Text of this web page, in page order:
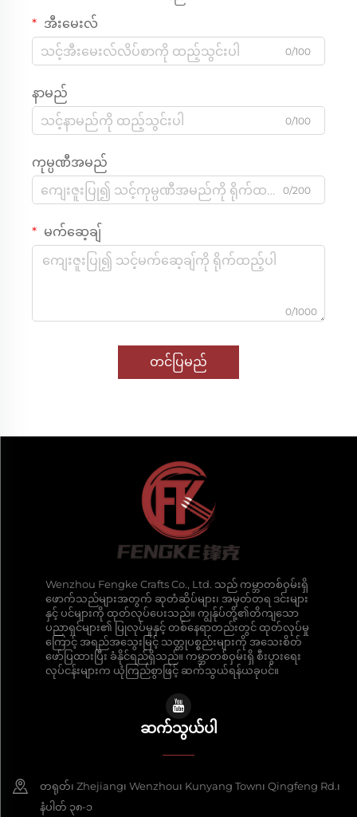
အီးမေးလ်
0/100
နာမည်
0/100
ကုမ္ပဏီအမည်
0/200
မက်ဆေ့ချ်
0/1000
တင်ပြမည်
Wenzhou Fengke Crafts Co., Ltd. သည် ကမ္ဘာတစ်ဝှမ်းရှိ
ဖောက်သည်များအတွက် ဆုတံဆိပ်များ၊ အမှတ်တရ ဒင်းများ
နှင့် ပင်များကို ထုတ်လုပ်ပေးသည်။ ကျွန်ုပ်တို့၏တိကျသော
ပညာရှင်များ၏ ပြုလုပ်မှုနှင့် တစ်နေရာတည်းတွင် ထုတ်လုပ်မှု
ကြောင့် အရည်အသွေးမြင့် သတ္တုပစ္စည်းများကို အသေးစိတ်
ဖော်ပြထားပြီး ခံနိုင်ရည်ရှိသည်။ ကမ္ဘာတစ်ဝှမ်းရှိ စီးပွားရေး
လုပ်ငန်းများက ယုံကြည်စွာဖြင့် ဆက်သွယ်ရန်ယခုပင်။
ဆက်သွယ်ပါ
တရုတ်၊ Zhejiang၊ Wenzhou၊ Kunyang Town၊ Qingfeng Rd.၊
နံပါတ် ၃၈-၁